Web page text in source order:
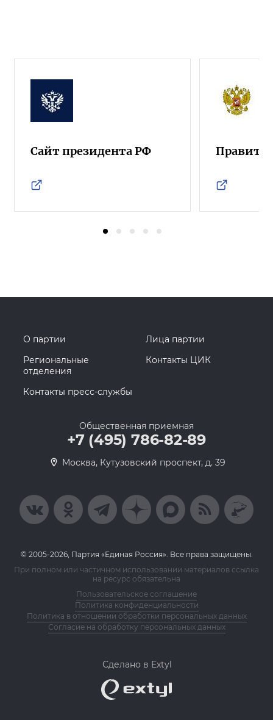
Сайт президента РФ
О партии
Лица партии
Региональные
отделения
Контакты ЦИК
Контакты пресс-службы
Общественная приемная
+7 (495) 786-82-89
Москва, Кутузовский проспект, д. 39
© 2005-2026, Партия «Единая Россия». Все права защищены.
При полном или частичном использовании материалов ссылка
на ресурс обязательна
Пользовательское соглашение
Политика конфиденциальности
Политика в отношении обработки персональных данных
Согласие на обработку персональных данных
Сделано в Extyl